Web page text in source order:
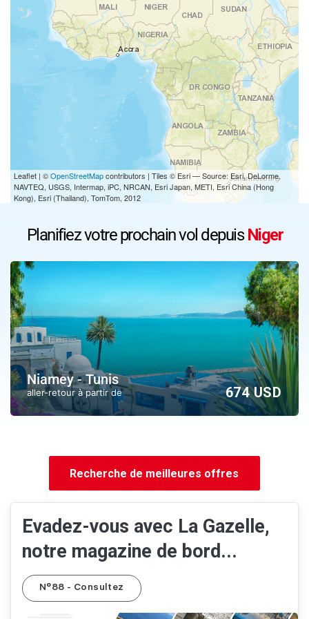
Leaflet | ©OpenStreetMapcontributors | Tiles © Esri — Source: Esri, DeLorme,
NAVTEQ, USGS, Intermap, iPC, NRCAN, Esri Japan, METI, Esri China (Hong
Kong), Esri (Thailand), TomTom, 2012
Planifiez votre prochain vol depuisNiger
Niamey - Tunis
aller-retour à partir de 674 USD
Recherche de meilleures offres
Evadez-vous avec La Gazelle,
notre magazine de bord...
N°88 - Consultez